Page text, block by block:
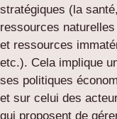
stratégiques (la
ressources
et ressources
etc.). Cela implique
ses politiques
et sur celui des
qui proposent de